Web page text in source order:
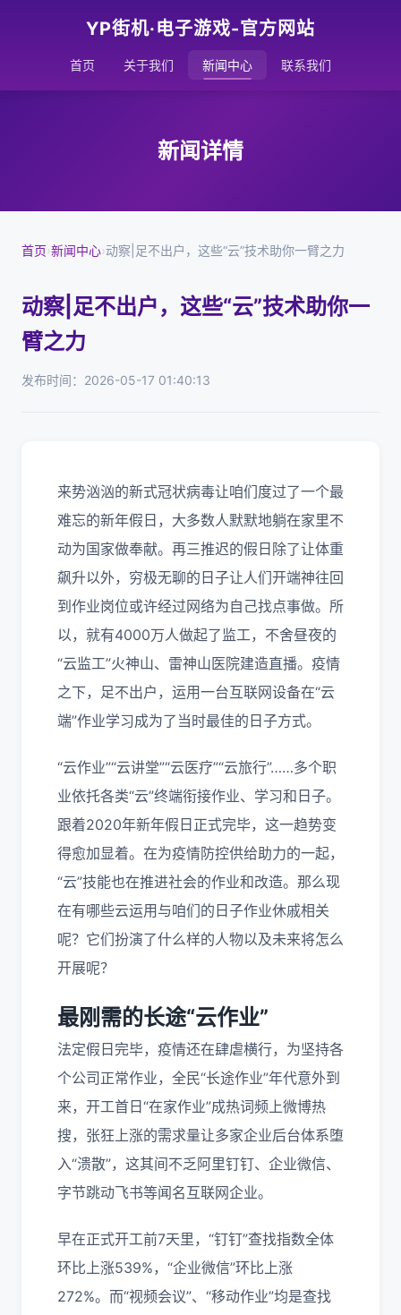
YP街机·电子游戏-官方网站
首页 关于我们 新闻中心 联系我们
新闻详情
首页›新闻中心›动察|足不出户，这些“云”技术助你一臂之力
动察|足不出户，这些“云”技术助你一
臂之力
发布时间：2026-05-17 01:40:13
来势汹汹的新式冠状病毒让咱们度过了一个最
难忘的新年假日，大多数人默默地躺在家里不
动为国家做奉献。再三推迟的假日除了让体重
飙升以外，穷极无聊的日子让人们开端神往回
到作业岗位或许经过网络为自己找点事做。所
以，就有4000万人做起了监工，不舍昼夜的
“云监工”火神山、雷神山医院建造直播。疫情
之下，足不出户，运用一台互联网设备在“云
端”作业学习成为了当时最佳的日子方式。
“云作业”“云讲堂”“云医疗”“云旅行”……多个职
业依托各类“云”终端衔接作业、学习和日子。
跟着2020年新年假日正式完毕，这一趋势变
得愈加显着。在为疫情防控供给助力的一起，
“云”技能也在推进社会的作业和改造。那么现
在有哪些云运用与咱们的日子作业休戚相关
呢？它们扮演了什么样的人物以及未来将怎么
开展呢？
最刚需的长途“云作业”
法定假日完毕，疫情还在肆虐横行，为坚持各
个公司正常作业，全民“长途作业”年代意外到
来，开工首日“在家作业”成热词频上微博热
搜，张狂上涨的需求量让多家企业后台体系堕
入“溃散”，这其间不乏阿里钉钉、企业微信、
字节跳动飞书等闻名互联网企业。
早在正式开工前7天里，“钉钉”查找指数全体
环比上涨539%，“企业微信”环比上涨
272%。而“视频会议”、“移动作业”均是查找